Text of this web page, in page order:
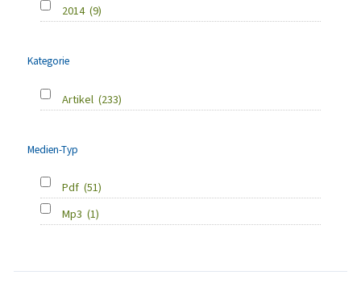
2014 (9)
Kategorie
Artikel (233)
Medien-Typ
Pdf (51)
Mp3 (1)